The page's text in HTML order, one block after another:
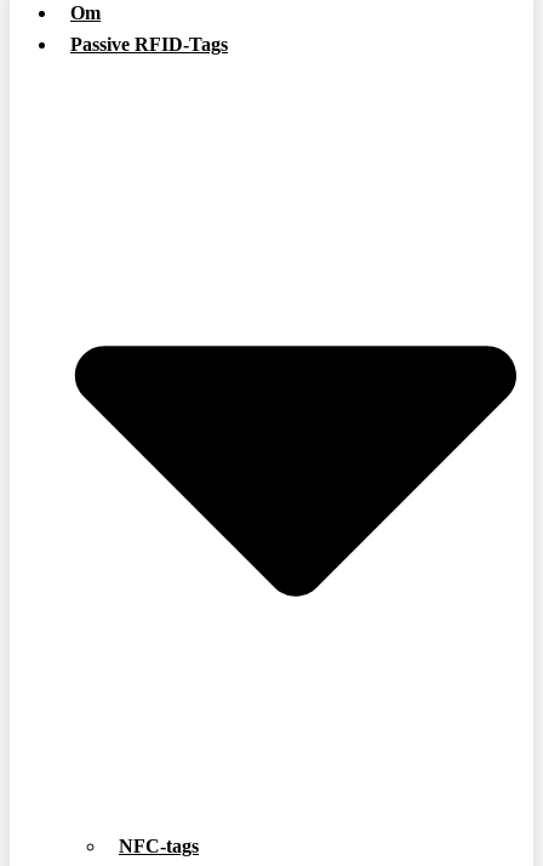
Om
Passive RFID-Tags
NFC-tags